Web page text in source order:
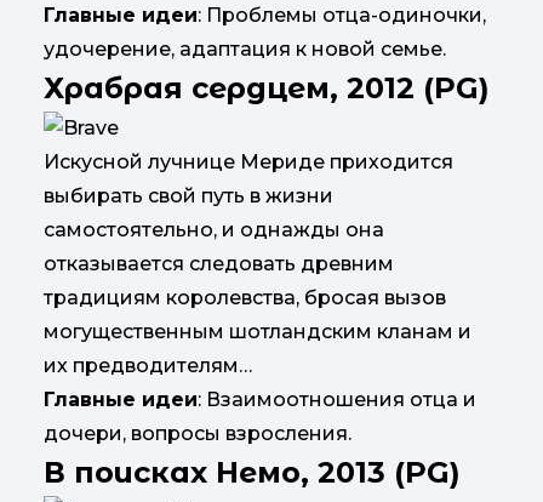
Главные идеи: Проблемы отца-одиночки,
удочерение, адаптация к новой семье.
Храбрая сердцем, 2012 (PG)
Искусной лучнице Мериде приходится
выбирать свой путь в жизни
самостоятельно, и однажды она
отказывается следовать древним
традициям королевства, бросая вызов
могущественным шотландским кланам и
их предводителям…
Главные идеи: Взаимоотношения отца и
дочери, вопросы взросления.
В поисках Немо, 2013 (PG)